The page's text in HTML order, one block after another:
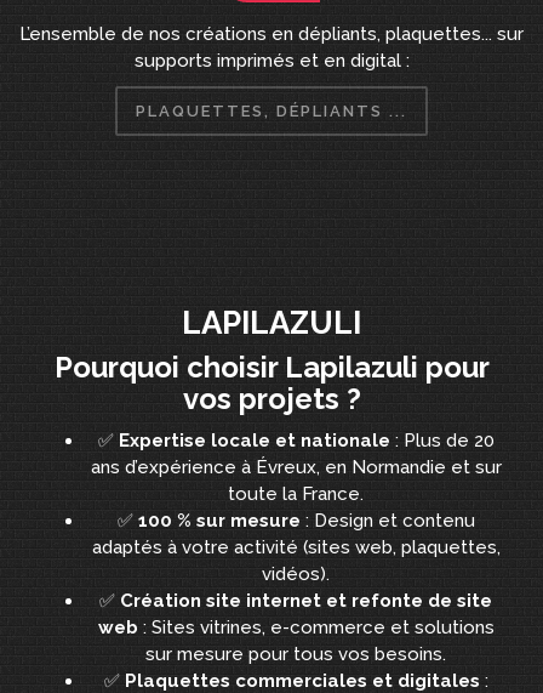
L’ensemble de nos créations en dépliants, plaquettes... sur
supports imprimés et en digital :
PLAQUETTES, DÉPLIANTS ...
LAPILAZULI
Pourquoi choisir Lapilazuli pour
vos projets ?
✅ Expertise locale et nationale : Plus de 20
ans d’expérience à Évreux, en Normandie et sur
toute la France.
✅ 100 % sur mesure : Design et contenu
adaptés à votre activité (sites web, plaquettes,
vidéos).
✅ Création site internet et refonte de site
web : Sites vitrines, e-commerce et solutions
sur mesure pour tous vos besoins.
✅ Plaquettes commerciales et digitales :